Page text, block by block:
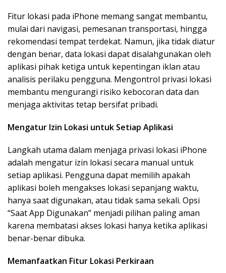
Fitur lokasi pada iPhone memang sangat membantu,
mulai dari navigasi, pemesanan transportasi, hingga
rekomendasi tempat terdekat. Namun, jika tidak diatur
dengan benar, data lokasi dapat disalahgunakan oleh
aplikasi pihak ketiga untuk kepentingan iklan atau
analisis perilaku pengguna. Mengontrol privasi lokasi
membantu mengurangi risiko kebocoran data dan
menjaga aktivitas tetap bersifat pribadi.
Mengatur Izin Lokasi untuk Setiap Aplikasi
Langkah utama dalam menjaga privasi lokasi iPhone
adalah mengatur izin lokasi secara manual untuk
setiap aplikasi. Pengguna dapat memilih apakah
aplikasi boleh mengakses lokasi sepanjang waktu,
hanya saat digunakan, atau tidak sama sekali. Opsi
“Saat App Digunakan” menjadi pilihan paling aman
karena membatasi akses lokasi hanya ketika aplikasi
benar-benar dibuka.
Memanfaatkan Fitur Lokasi Perkiraan